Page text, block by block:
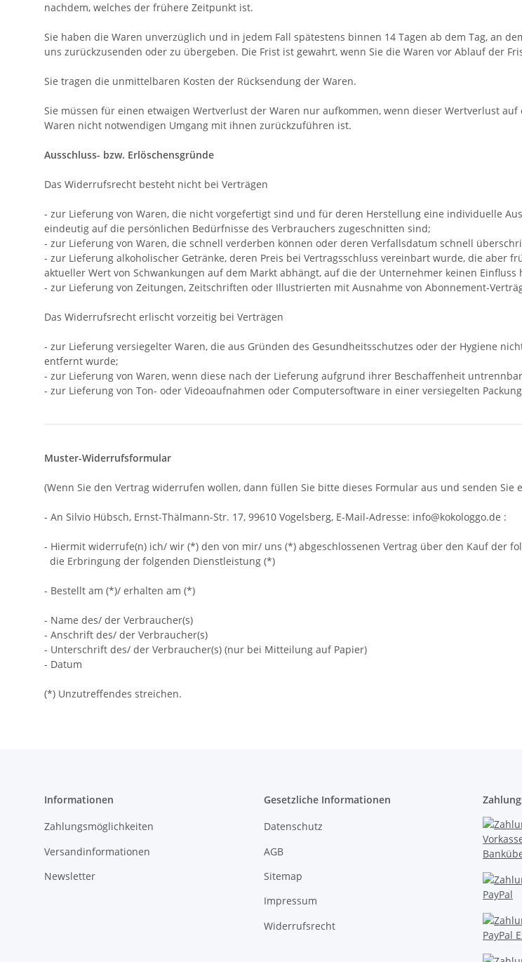
nachdem, welches der frühere Zeitpunkt ist.
Sie haben die Waren unverzüglich und in jedem Fall spätestens binnen 14 Tagen ab dem Tag, an
uns zurückzusenden oder zu übergeben. Die Frist ist gewahrt, wenn Sie die Waren vor Ablauf der
Sie tragen die unmittelbaren Kosten der Rücksendung der Waren.
Sie müssen für einen etwaigen Wertverlust der Waren nur aufkommen, wenn dieser Wertverlust
Waren nicht notwendigen Umgang mit ihnen zurückzuführen ist.
Ausschluss- bzw. Erlöschensgründe
Das Widerrufsrecht besteht nicht bei Verträgen
- zur Lieferung von Waren, die nicht vorgefertigt sind und für deren Herstellung eine individuelle
eindeutig auf die persönlichen Bedürfnisse des Verbrauchers zugeschnitten sind;
- zur Lieferung von Waren, die schnell verderben können oder deren Verfallsdatum schnell
- zur Lieferung alkoholischer Getränke, deren Preis bei Vertragsschluss vereinbart wurde, die aber
aktueller Wert von Schwankungen auf dem Markt abhängt, auf die der Unternehmer keinen Einfluss
- zur Lieferung von Zeitungen, Zeitschriften oder Illustrierten mit Ausnahme von Abonnement-
Das Widerrufsrecht erlischt vorzeitig bei Verträgen
- zur Lieferung versiegelter Waren, die aus Gründen des Gesundheitsschutzes oder der Hygiene
entfernt wurde;
- zur Lieferung von Waren, wenn diese nach der Lieferung aufgrund ihrer Beschaffenheit
- zur Lieferung von Ton- oder Videoaufnahmen oder Computersoftware in einer versiegelten
Muster-Widerrufsformular
(Wenn Sie den Vertrag widerrufen wollen, dann füllen Sie bitte dieses Formular aus und senden Sie
- An Silvio Hübsch, Ernst-Thälmann-Str. 17, 99610 Vogelsberg, E-Mail-Adresse: info@kokologgo.de :
- Hiermit widerrufe(n) ich/ wir (*) den von mir/ uns (*) abgeschlossenen Vertrag über den Kauf der
die Erbringung der folgenden Dienstleistung (*)
- Bestellt am (*)/ erhalten am (*)
- Name des/ der Verbraucher(s)
- Anschrift des/ der Verbraucher(s)
- Unterschrift des/ der Verbraucher(s) (nur bei Mitteilung auf Papier)
- Datum
(*) Unzutreffendes streichen.
Informationen
Zahlungsmöglichkeiten
Versandinformationen
Newsletter
Gesetzliche Informationen
Datenschutz
AGB
Sitemap
Impressum
Widerrufsrecht